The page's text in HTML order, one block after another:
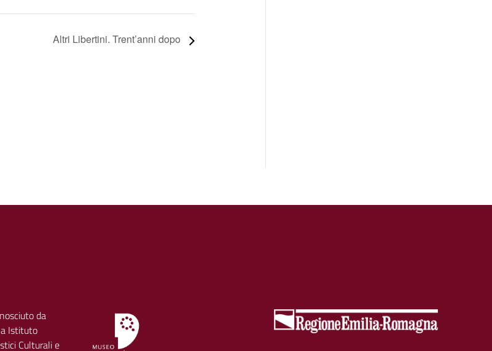
Altri Libertini. Trent’anni dopo
da
Istituto
Culturali e